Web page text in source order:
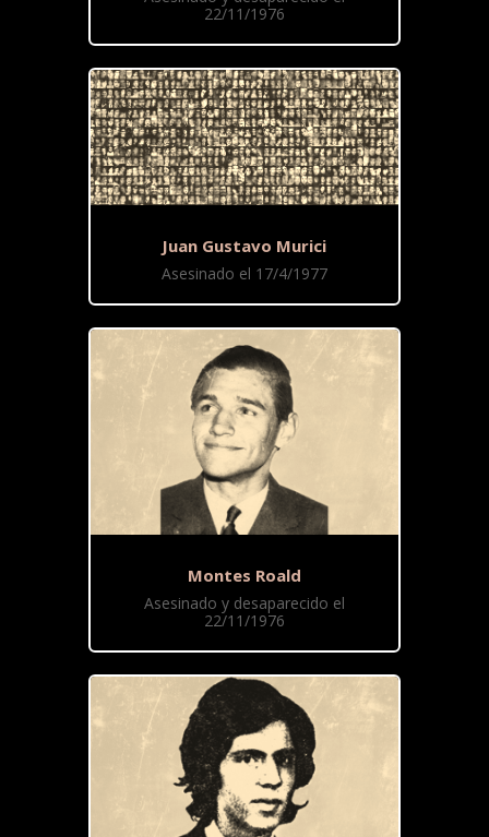
22/11/1976
Juan Gustavo Murici
Asesinado el 17/4/1977
Montes Roald
Asesinado y desaparecido el
22/11/1976